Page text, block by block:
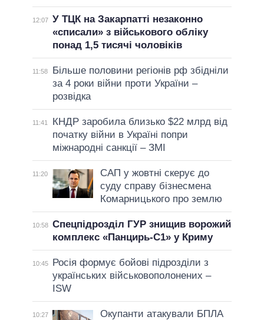
12:07 У ТЦК на Закарпатті незаконно
«списали» з військового обліку
понад 1,5 тисячі чоловіків
11:58
Більше половини регіонів рф збідніли
за 4 роки війни проти України –
розвідка
11:41
КНДР заробила близько $22 млрд від
початку війни в Україні попри
міжнародні санкції – ЗМІ
11:20
САП у жовтні скерує до
суду справу бізнесмена
Комарницького про землю
10:58 Спецпідрозділ ГУР знищив ворожий
комплекс «Панцирь-С1» у Криму
10:45
Росія формує бойові підрозділи з
українських військовополонених –
ISW
10:27
Окупанти атакували БПЛА